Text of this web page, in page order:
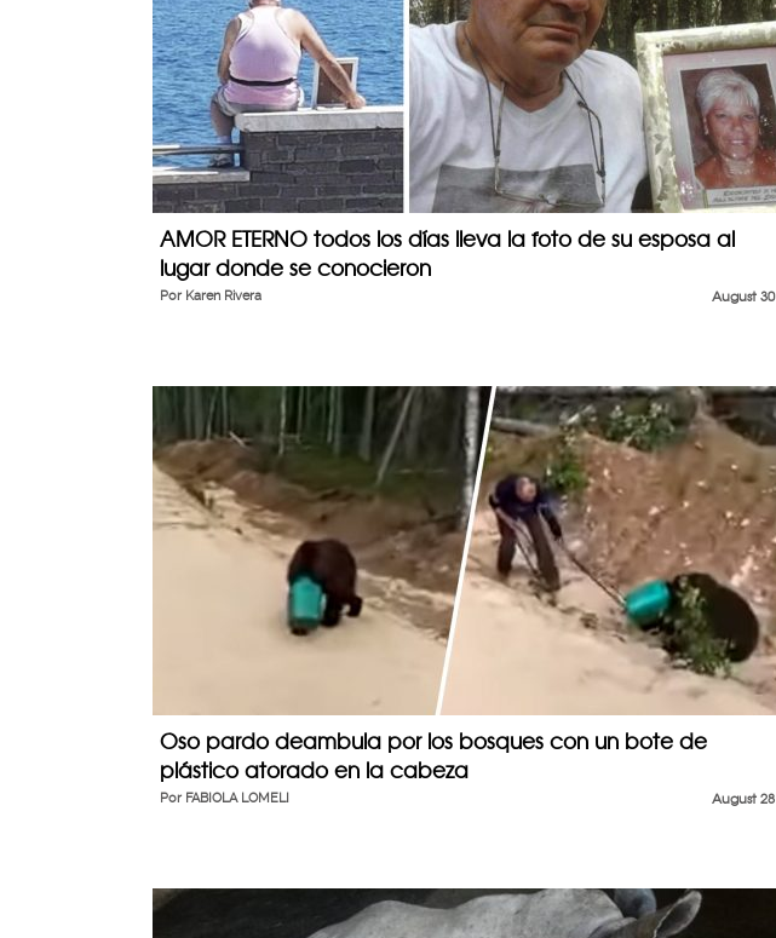
AMOR ETERNO todos los días lleva la foto de su esposa al
lugar donde se conocieron
August 30
Por Karen Rivera
Oso pardo deambula por los bosques con un bote de
plástico atorado en la cabeza
August 28
Por FABIOLA LOMELI